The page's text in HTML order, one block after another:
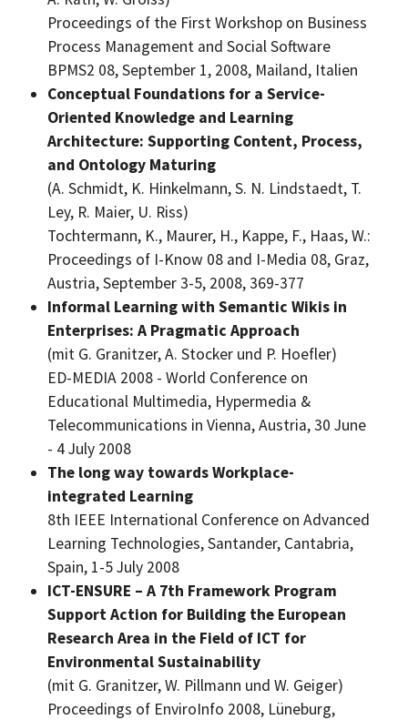
Proceedings of the First Workshop on Business
Process Management and Social Software
BPMS2 08, September 1, 2008, Mailand, Italien
Conceptual Foundations for a Service-
Oriented Knowledge and Learning
Architecture: Supporting Content, Process,
and Ontology Maturing
(A. Schmidt, K. Hinkelmann, S. N. Lindstaedt, T.
Ley, R. Maier, U. Riss)
Tochtermann, K., Maurer, H., Kappe, F., Haas, W.:
Proceedings of I-Know 08 and I-Media 08, Graz,
Austria, September 3-5, 2008, 369-377
Informal Learning with Semantic Wikis in
Enterprises: A Pragmatic Approach
(mit G. Granitzer, A. Stocker und P. Hoefler)
ED-MEDIA 2008 - World Conference on
Educational Multimedia, Hypermedia &
Telecommunications in Vienna, Austria, 30 June
- 4 July 2008
The long way towards Workplace-
integrated Learning
8th IEEE International Conference on Advanced
Learning Technologies, Santander, Cantabria,
Spain, 1-5 July 2008
ICT-ENSURE – A 7th Framework Program
Support Action for Building the European
Research Area in the Field of ICT for
Environmental Sustainability
(mit G. Granitzer, W. Pillmann und W. Geiger)
Proceedings of EnviroInfo 2008, Lüneburg,